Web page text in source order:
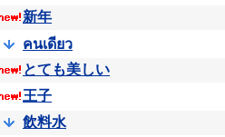
新年
คนเดียว
とても美しい
王子
飲料水